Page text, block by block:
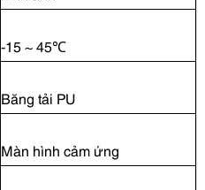
-15 ~ 45℃
Băng tải PU
Màn hình cảm ứng